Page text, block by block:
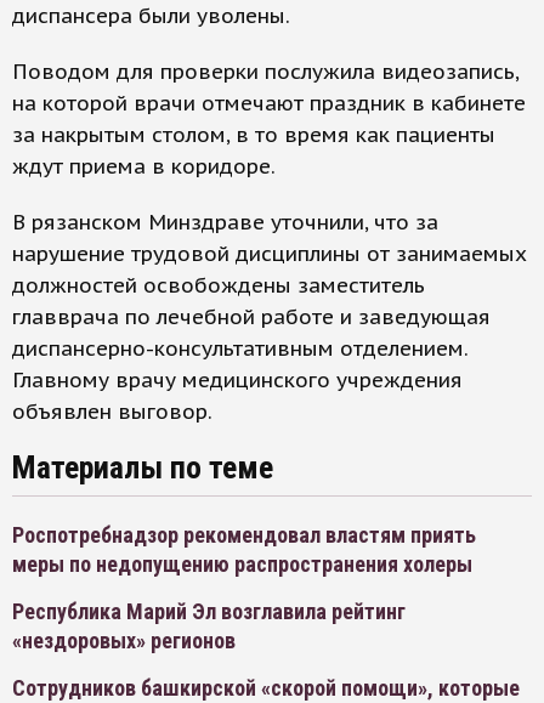
диспансера были уволены.
Поводом для проверки послужила видеозапись,
на которой врачи отмечают праздник в кабинете
за накрытым столом, в то время как пациенты
ждут приема в коридоре.
В рязанском Минздраве уточнили, что за
нарушение трудовой дисциплины от занимаемых
должностей освобождены заместитель
главврача по лечебной работе и заведующая
диспансерно-консультативным отделением.
Главному врачу медицинского учреждения
объявлен выговор.
Материалы по теме
Роспотребнадзор рекомендовал властям приять
меры по недопущению распространения холеры
Республика Марий Эл возглавила рейтинг
«нездоровых» регионов
Сотрудников башкирской «скорой помощи», которые